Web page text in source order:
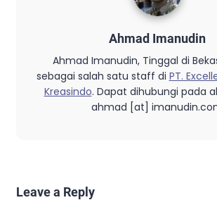
Ahmad Imanudin
Ahmad Imanudin, Tinggal di
sebagai salah satu staff di PT.
Kreasindo. Dapat dihubungi pada
ahmad [at]
Leave a Reply